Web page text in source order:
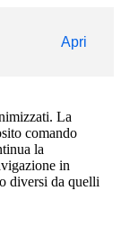
Apri
La
comando
la
in
diversi da quelli